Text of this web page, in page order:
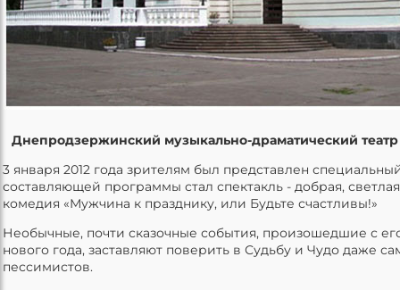
Днепродзержинский музыкально-драматический
3 января 2012 года зрителям был представлен
составляющей программы стал спектакль - добрая,
комедия «Мужчина к празднику, или Будьте счастливы!»
Необычные, почти сказочные события, произошедшие с
нового года, заставляют поверить в Судьбу и Чудо даже
пессимистов.